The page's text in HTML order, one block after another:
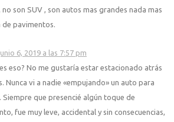
son SUV , son autos mas grandes nada mas
de pavimentos.
6, 2019 a las 7:57 pm
eso? No me gustaría estar estacionado atrás
Nunca vi a nadie «empujando» un auto para
Siempre que presencié algún toque de
fue muy leve, accidental y sin consecuencias,